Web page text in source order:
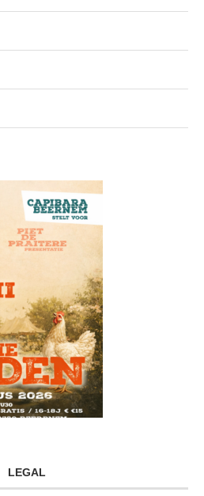
LEGAL